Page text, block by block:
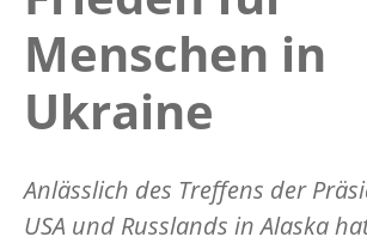
Menschen in
Ukraine
Anlässlich des Treffens der
USA und Russlands in Alaska